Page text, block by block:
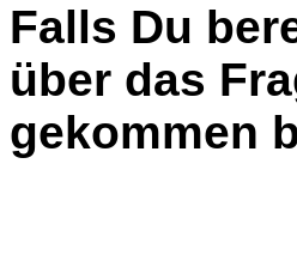
Falls Du
über das
gekommen